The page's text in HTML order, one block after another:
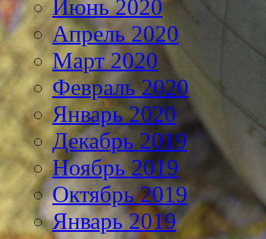
Июнь 2020
Апрель 2020
Март 2020
Февраль 2020
Январь 2020
Декабрь 2019
Ноябрь 2019
Октябрь 2019
Январь 2019